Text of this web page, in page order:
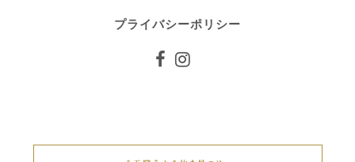
プライバシーポリシー